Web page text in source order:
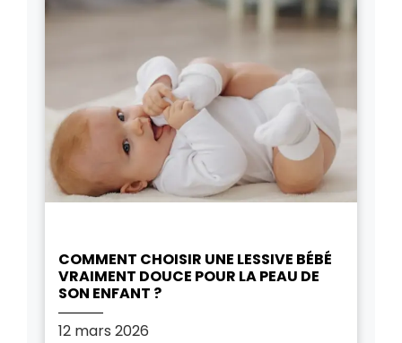
COMMENT CHOISIR UNE LESSIVE BÉBÉ
VRAIMENT DOUCE POUR LA PEAU DE
SON ENFANT ?
12 mars 2026